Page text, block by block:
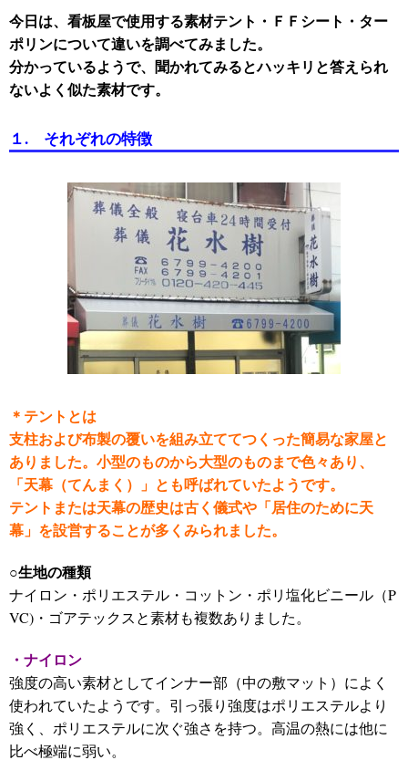
今日は、看板屋で使用する素材テント・ＦＦシート・ター
ポリンについて違いを調べてみました。
分かっているようで、聞かれてみるとハッキリと答えられ
ないよく似た素材です。
１. それぞれの特徴
＊テントとは
支柱および布製の覆いを組み立ててつくった簡易な家屋と
ありました。小型のものから大型のものまで色々あり、
「天幕（てんまく）」とも呼ばれていたようです。
テントまたは天幕の歴史は古く儀式や「居住のために天
幕」を設営することが多くみられました。
○生地の種類
ナイロン・ポリエステル・コットン・ポリ塩化ビニール（P
VC)・ゴアテックスと素材も複数ありました。
・ナイロン
強度の高い素材としてインナー部（中の敷マット）によく
使われていたようです。 引っ張り強度はポリエステルより
強く、ポリエステルに次ぐ強さを持つ。高温の熱には他に
比べ極端に弱い。